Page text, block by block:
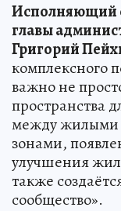
Исполняющий
главы
Григорий
комплексного
важно не
пространства
между жилыми
зонами,
улучшения
также
сообщество».